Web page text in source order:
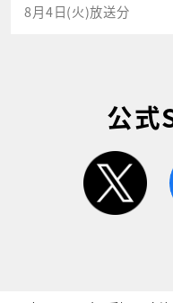
8月4日(火)放送分
公式